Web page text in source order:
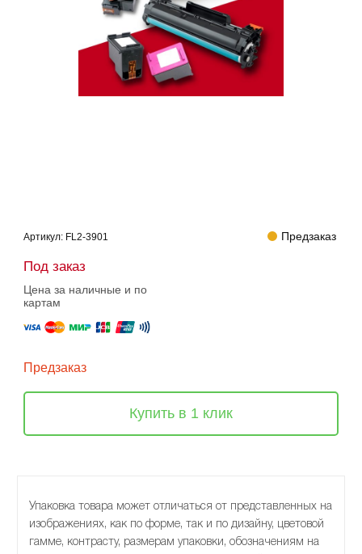
Артикул: FL2-3901 Предзаказ
Под заказ
Цена за наличные и по
картам
Предзаказ
Купить в 1 клик
Упаковка товара может отличаться от представленных на
изображениях, как по форме, так и по дизайну, цветовой
гамме, контрасту, размерам упаковки, обозначениям на